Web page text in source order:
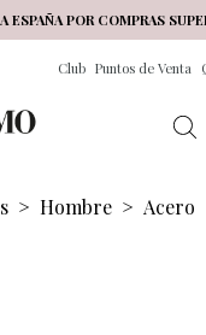
ESPAÑA POR COMPRAS
Club Puntos de Venta
> Hombre > Acero